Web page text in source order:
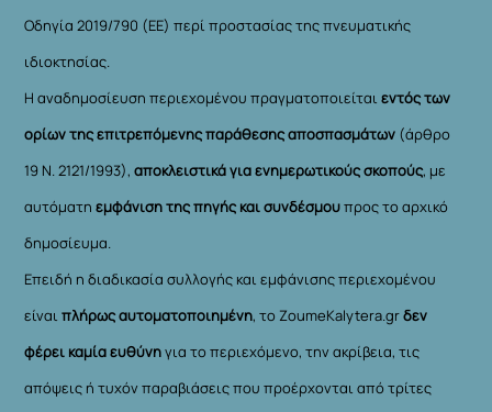
Οδηγία 2019/790 (ΕΕ) περί προστασίας της πνευματικής
ιδιοκτησίας.
Η αναδημοσίευση περιεχομένου πραγματοποιείταιεντός των
ορίων της επιτρεπόμενης παράθεσης αποσπασμάτων (άρθρο
19 Ν. 2121/1993), αποκλειστικά για ενημερωτικούς σκοπούς, με
αυτόματηεμφάνιση της πηγής και συνδέσμουπρος το αρχικό
δημοσίευμα.
Επειδή η διαδικασία συλλογής και εμφάνισης περιεχομένου
είναιπλήρως αυτοματοποιημένη, το ZoumeKalytera.grδεν
φέρει καμία ευθύνηγια το περιεχόμενο, την ακρίβεια, τις
απόψεις ή τυχόν παραβιάσεις που προέρχονται από τρίτες